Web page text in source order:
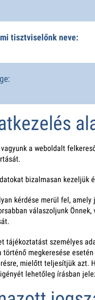
tisztviselőnk neve:
a weboldalt
bizalmasan kezeljük
kérdése merül fel,
válaszoljunk
tájékoztatást személyes
történő megkeresése
mielőtt teljesítjük azt.
lehetőleg írásban